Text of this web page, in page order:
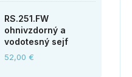
RS.251.FW
ohnivzdorný a
vodotesný sejf
52,00 €